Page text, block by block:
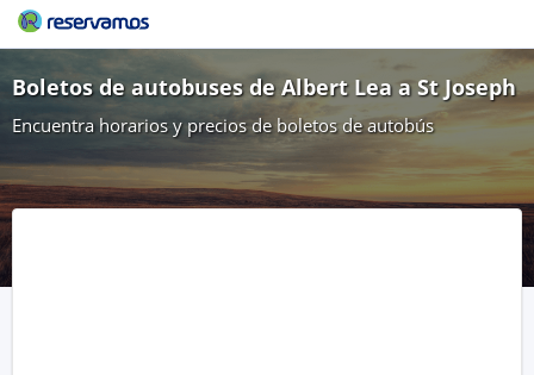
Boletos de autobuses de Albert Lea a St Joseph
Encuentra horarios y precios de boletos de autobús